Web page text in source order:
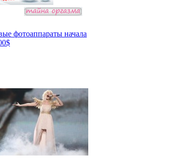
фотоаппараты начала